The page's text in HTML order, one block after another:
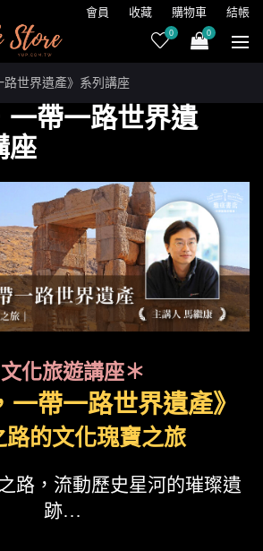
會員 收藏 購物車 結帳
0 0
路世界遺產》系列講座
一帶一路世界遺
座
化旅遊講座＊
一帶一路世界遺產》
路的文化瑰寶之旅
路，流動歷史星河的璀璨遺
跡…